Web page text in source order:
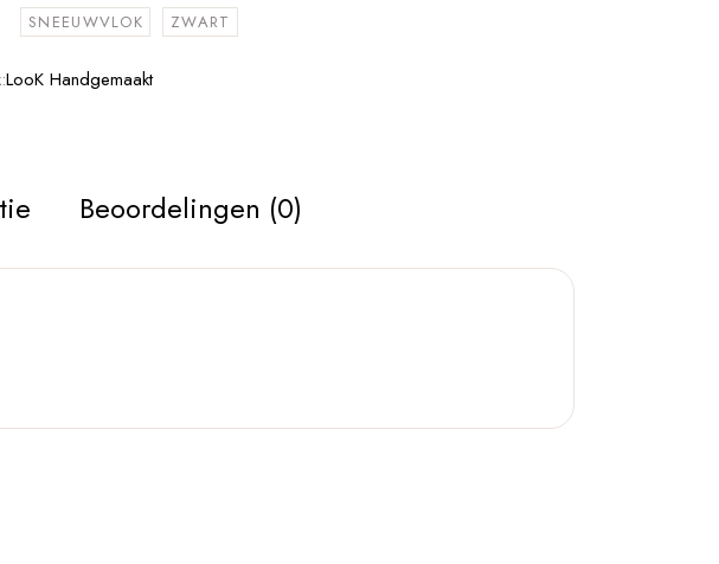
SNEEUWVLOK
ZWART
LooK Handgemaakt
Beoordelingen (0)